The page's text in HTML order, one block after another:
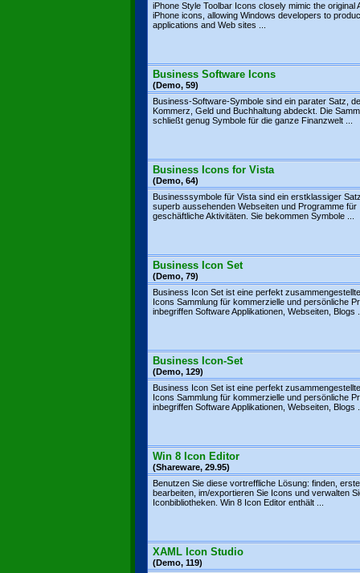
iPhone Style Toolbar Icons closely mimic the original
iPhone icons, allowing Windows developers to
applications and Web sites ...
Business Software Icons
(Demo, 59)
Business-Software-Symbole sind ein parater Satz,
Kommerz, Geld und Buchhaltung abdeckt. Die
schließt genug Symbole für die ganze Finanzwelt ...
Business Icons for Vista
(Demo, 64)
Businesssymbole für Vista sind ein erstklassiger
superb aussehenden Webseiten und Programme für
geschäftliche Aktivitäten. Sie bekommen Symbole ...
Business Icon Set
(Demo, 79)
Business Icon Set ist eine perfekt
Icons Sammlung für kommerzielle und persönliche
inbegriffen Software Applikationen, Webseiten, Blogs
Business Icon-Set
(Demo, 129)
Business Icon Set ist eine perfekt
Icons Sammlung für kommerzielle und persönliche
inbegriffen Software Applikationen, Webseiten, Blogs
Win 8 Icon Editor
(Shareware, 29.95)
Benutzen Sie diese vortreffliche Lösung: finden,
bearbeiten, im/exportieren Sie Icons und verwalten
Iconbibliotheken. Win 8 Icon Editor enthält ...
XAML Icon Studio
(Demo, 119)